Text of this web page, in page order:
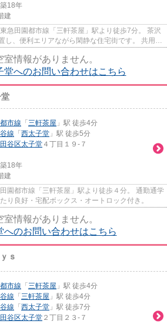
18年
建
園都市線「三軒茶屋」駅より徒歩7分。 茶沢
し、便利エリアながら閑静な住宅街です。 共用部
室情報がありません。
堂へのお問い合わせはこちら
市線 「 三軒茶屋 」駅 徒歩4分
線 「 西太子堂 」駅 徒歩5分
谷区太子堂 ４丁目１９-７
18年
建
市線「三軒茶屋」駅より徒歩４分。 通勤通学
り良好・宅配ボックス・オートロック付き。
室情報がありません。
へのお問い合わせはこちら
ｓ
市線 「 三軒茶屋 」駅 徒歩4分
線 「 三軒茶屋 」駅 徒歩4分
線 「 西太子堂 」駅 徒歩7分
谷区太子堂 ２丁目２３-７